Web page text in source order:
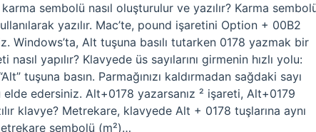
sembolü nasıl oluşturulur ve yazılır? Karma
yazılır. Mac’te, pound işaretini Option + 00B2
Windows’ta, Alt tuşuna basılı tutarken 0178 yazmak bir
yapılır? Klavyede üs sayılarını girmenin hızlı yolu:
tuşuna basın. Parmağınızı kaldırmadan sağdaki sayı
elde edersiniz. Alt+0178 yazarsanız ² işareti, Alt+0179
klavye? Metrekare, klavyede Alt + 0178 tuşlarına aynı
sembolü (m²)…